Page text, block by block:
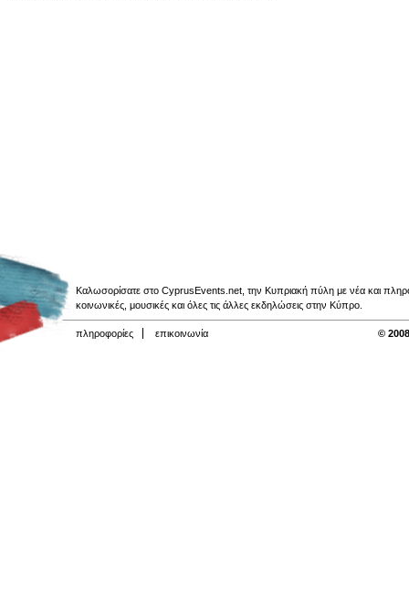
Καλωσορίσατε στο CyprusEvents.net, την Κυπριακή πύλη με νέα και
κοινωνικές, μουσικές και όλες τις άλλες εκδηλώσεις στην Κύπρο.
πληροφορίες επικοινωνία ©